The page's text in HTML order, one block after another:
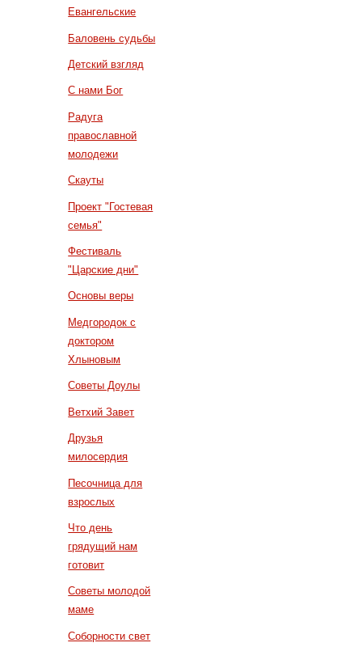
Евангельские
Баловень судьбы
Детский взгляд
С нами Бог
Радуга
православной
молодежи
Скауты
Проект "Гостевая
семья"
Фестиваль
"Царские дни"
Основы веры
Медгородок с
доктором
Хлыновым
Советы Доулы
Ветхий Завет
Друзья
милосердия
Песочница для
взрослых
Что день
грядущий нам
готовит
Советы молодой
маме
Соборности свет